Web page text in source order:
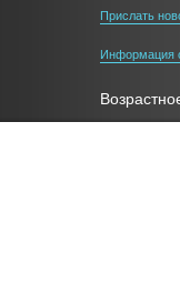
Прислать
Информация